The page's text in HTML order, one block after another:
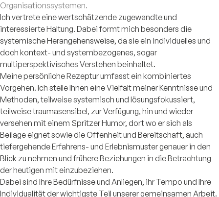
Organisationssystemen.
Ich vertrete eine wertschätzende zugewandte und
interessierte Haltung. Dabei formt mich besonders die
systemische Herangehensweise, da sie ein individuelles und
doch kontext- und systembezogenes, sogar
multiperspektivisches Verstehen beinhaltet.
Meine persönliche Rezeptur umfasst ein kombiniertes
Vorgehen. Ich stelle Ihnen eine Vielfalt meiner Kenntnisse und
Methoden, teilweise systemisch und lösungsfokussiert,
teilweise traumasensibel, zur Verfügung, hin und wieder
versehen mit einem Spritzer Humor, dort wo er sich als
Beilage eignet sowie die Offenheit und Bereitschaft, auch
tiefergehende Erfahrens- und Erlebnismuster genauer in den
Blick zu nehmen und frühere Beziehungen in die Betrachtung
der heutigen mit einzubeziehen.
Dabei sind Ihre Bedürfnisse und Anliegen, ihr Tempo und Ihre
Individualität der wichtigste Teil unserer gemeinsamen Arbeit.